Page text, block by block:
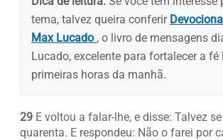
tema, talvez queira conferir
Max Lucado , o livro de mensagens
Lucado, excelente para fortalecer a fé
primeiras horas da manhã.
29 E voltou a falar-lhe, e disse: Talvez
quarenta. E respondeu: Não o farei por